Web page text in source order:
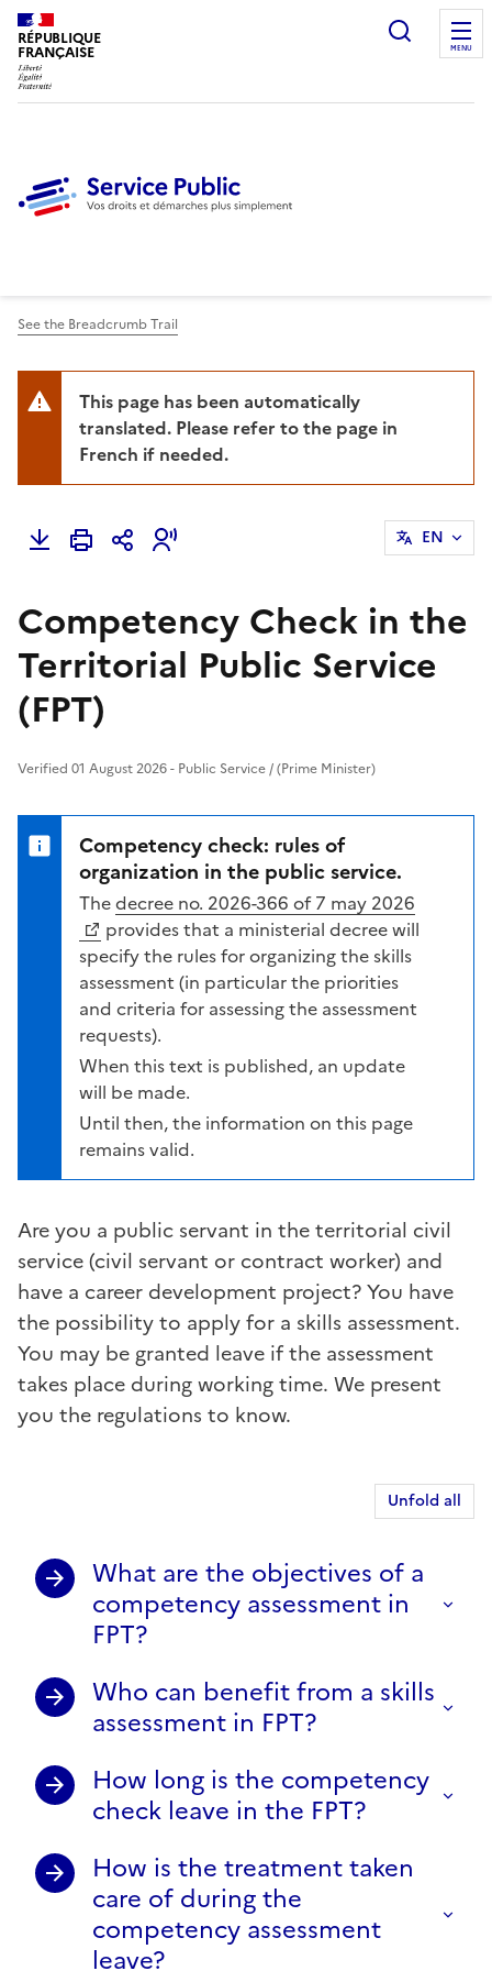
RÉPUBLIQUE
FRANÇAISE
Ouvrir
MENU
See the Breadcrumb Trail
This page has been automatically
translated. Please refer to the page in
French if needed.
EN
Competency Check in the
Territorial Public Service
(FPT)
Verified 01 August 2026 - Public Service / (Prime Minister)
Competency check: rules of
organization in the public service.
Thedecree no. 2026-366 of 7 may 2026
provides that a ministerial decree will
specify the rules for organizing the skills
assessment (in particular the priorities
and criteria for assessing the assessment
requests).
When this text is published, an update
will be made.
Until then, the information on this page
remains valid.
Are you a public servant in the territorial civil
service (civil servant or contract worker) and
have a career development project? You have
the possibility to apply for a skills assessment.
You may be granted leave if the assessment
takes place during working time. We present
you the regulations to know.
Unfold all
What are the objectives of a
competency assessment in
FPT?
Who can benefit from a skills
assessment in FPT?
How long is the competency
check leave in the FPT?
How is the treatment taken
care of during the
competency assessment
leave?